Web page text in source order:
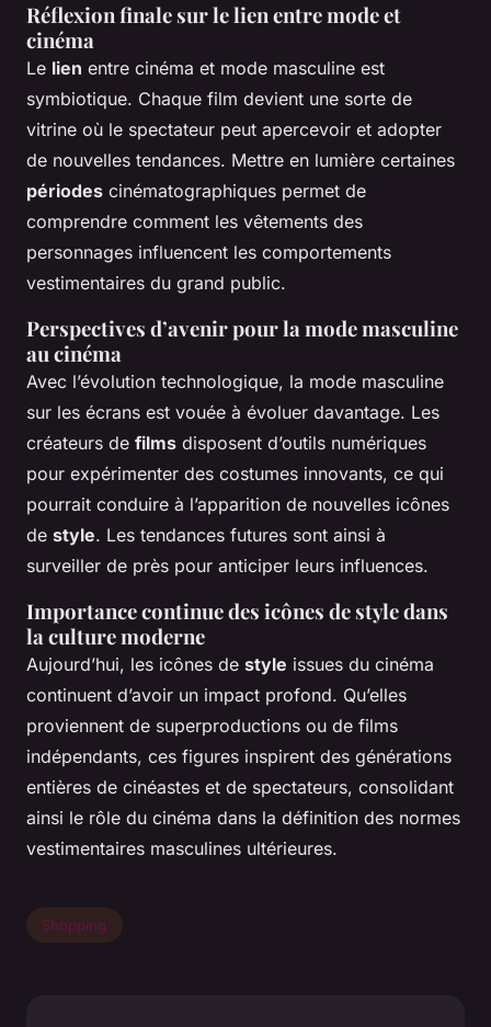
Réflexion finale sur le lien entre mode et
cinéma
Le lien entre cinéma et mode masculine est
symbiotique. Chaque film devient une sorte de
vitrine où le spectateur peut apercevoir et adopter
de nouvelles tendances. Mettre en lumière certaines
périodes cinématographiques permet de
comprendre comment les vêtements des
personnages influencent les comportements
vestimentaires du grand public.
Perspectives d’avenir pour la mode masculine
au cinéma
Avec l’évolution technologique, la mode masculine
sur les écrans est vouée à évoluer davantage. Les
créateurs de films disposent d’outils numériques
pour expérimenter des costumes innovants, ce qui
pourrait conduire à l’apparition de nouvelles icônes
de style. Les tendances futures sont ainsi à
surveiller de près pour anticiper leurs influences.
Importance continue des icônes de style dans
la culture moderne
Aujourd’hui, les icônes de style issues du cinéma
continuent d’avoir un impact profond. Qu’elles
proviennent de superproductions ou de films
indépendants, ces figures inspirent des générations
entières de cinéastes et de spectateurs, consolidant
ainsi le rôle du cinéma dans la définition des normes
vestimentaires masculines ultérieures.
Shopping